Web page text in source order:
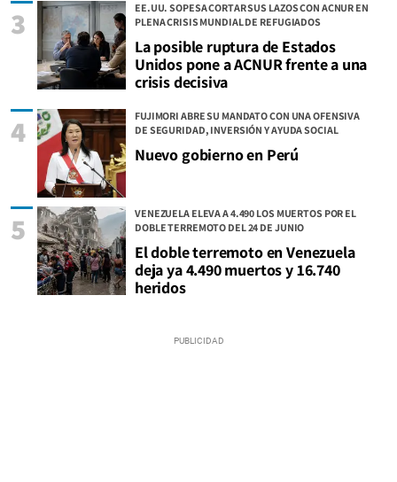
EE.UU. SOPESA CORTAR SUS LAZOS CON ACNUR EN
PLENA CRISIS MUNDIAL DE REFUGIADOS
La posible ruptura de Estados
Unidos pone a ACNUR frente a una
crisis decisiva
3
FUJIMORI ABRE SU MANDATO CON UNA OFENSIVA
DE SEGURIDAD, INVERSIÓN Y AYUDA SOCIAL
Nuevo gobierno en Perú
4
VENEZUELA ELEVA A 4.490 LOS MUERTOS POR EL
DOBLE TERREMOTO DEL 24 DE JUNIO
El doble terremoto en Venezuela
deja ya 4.490 muertos y 16.740
heridos
5